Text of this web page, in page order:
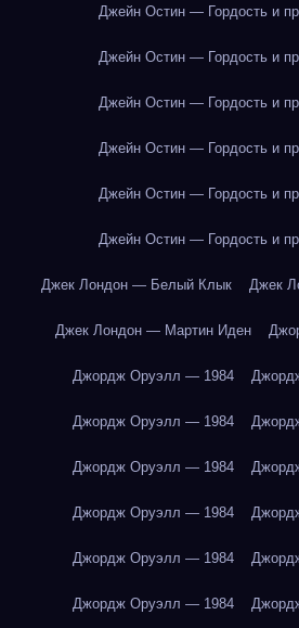
Джейн Остин — Гордость и
Джейн Остин — Гордость и
Джейн Остин — Гордость и
Джейн Остин — Гордость и
Джейн Остин — Гордость и
Джейн Остин — Гордость и
Джек Лондон — Белый Клык Джек
Джек Лондон — Мартин Иден
Джордж Оруэлл — 1984
Джордж Оруэлл — 1984
Джордж Оруэлл — 1984
Джордж Оруэлл — 1984
Джордж Оруэлл — 1984
Джордж Оруэлл — 1984